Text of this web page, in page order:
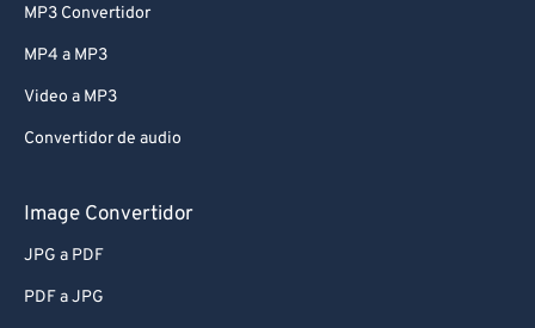
MP3 Convertidor
MP4 a MP3
Video a MP3
Convertidor de audio
Image Convertidor
JPG a PDF
PDF a JPG